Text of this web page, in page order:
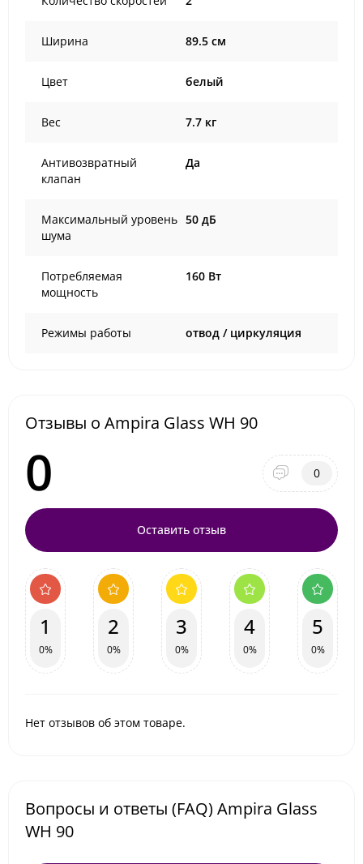
Ширина 89.5 см
Цвет белый
Вес 7.7 кг
Антивозвратный
клапан
Да
Максимальный уровень
шума
50 дБ
Потребляемая
мощность
160 Вт
Режимы работы отвод / циркуляция
Отзывы о Ampira Glass WH 90
0 0
Оставить отзыв
1
0%
2
0%
3
0%
4
0%
5
0%
Нет отзывов об этом товаре.
Вопросы и ответы (FAQ) Ampira Glass
WH 90